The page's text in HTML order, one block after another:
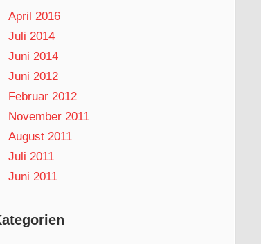
April 2016
Juli 2014
Juni 2014
Juni 2012
Februar 2012
November 2011
August 2011
Juli 2011
Juni 2011